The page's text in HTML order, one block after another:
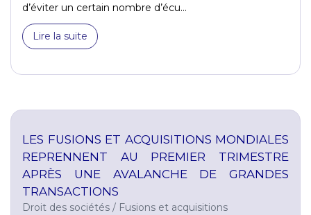
d’éviter un certain nombre d’écu...
Lire la suite
LES FUSIONS ET ACQUISITIONS MONDIALES
REPRENNENT AU PREMIER TRIMESTRE
APRÈS UNE AVALANCHE DE GRANDES
TRANSACTIONS
Droit des sociétés / Fusions et acquisitions